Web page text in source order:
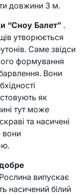
довжини 3 м.
“Сноу Балет” .
утворюється
Саме звідси
формування
Вони
як
тут може
та насичені
вони
Рослина випускає
насичений білий